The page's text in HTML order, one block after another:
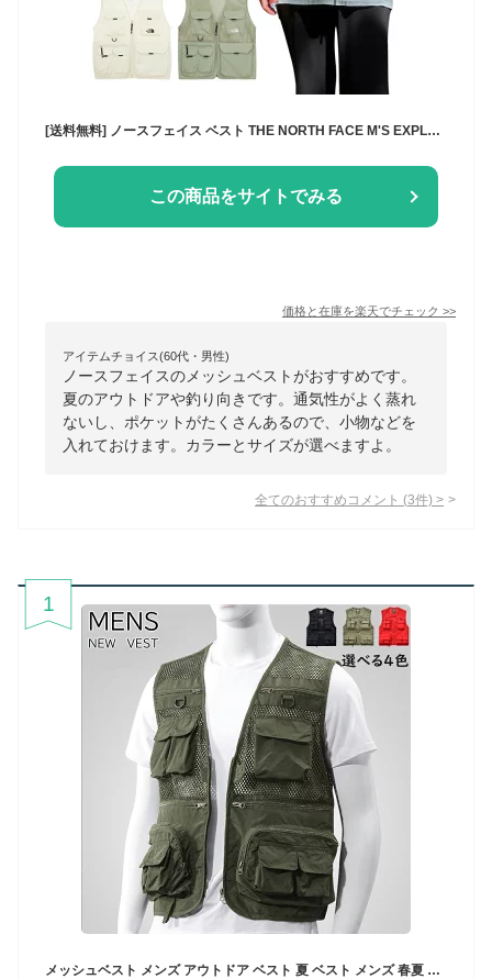
[送料無料] ノースフェイス ベスト THE NORTH FACE M'S EXPLORING MESH VEST メッシュ 釣り 軽い キャンプ メンズ レディース 大人 カジュアル おしゃれ シティーボーイ アメカジ カジュアル 大きいサイズ XXL XXXL アスレチック アウトドア NV5VQ03 【韓国正規品/関税込】
この商品をサイトでみる
価格と在庫を楽天でチェック >>
アイテムチョイス(60代・男性)
ノースフェイスのメッシュベストがおすすめです。
夏のアウトドアや釣り向きです。通気性がよく蒸れ
ないし、ポケットがたくさんあるので、小物などを
入れておけます。カラーとサイズが選べますよ。
全てのおすすめコメント (3件) >
1
メッシュベスト メンズ アウトドア ベスト 夏 ベスト メンズ 春夏 軽量 通気 速乾 多機能 フィッシングベスト お釣り 撮影 山歩き 多機能 お釣り 登山服 大きいサイズ ミリタリー 作業着 父の日 ギフト